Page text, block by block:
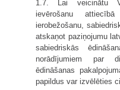
1.7. Lai veicinātu
ievērošanu
ierobežošanu,
atskaņot paziņojumu
sabiedriskās
norādījumiem par
ēdināšanas
papildus var izvēlēties